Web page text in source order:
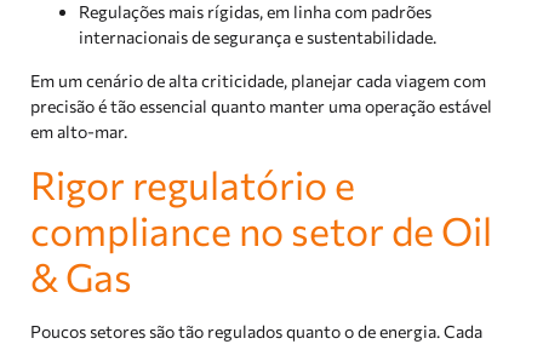
Regulações mais rígidas, em linha com padrões
internacionais de segurança e sustentabilidade.
Em um cenário de alta criticidade, planejar cada viagem com
precisão é tão essencial quanto manter uma operação estável
em alto-mar.
Rigor regulatório e
compliance no setor de Oil
& Gas
Poucos setores são tão regulados quanto o de energia. Cada